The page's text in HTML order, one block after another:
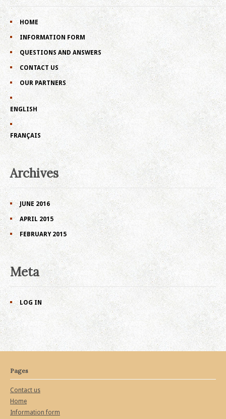
HOME
INFORMATION FORM
QUESTIONS AND ANSWERS
CONTACT US
OUR PARTNERS
ENGLISH
FRANÇAIS
Archives
JUNE 2016
APRIL 2015
FEBRUARY 2015
Meta
LOG IN
Pages
Contact us
Home
Information form